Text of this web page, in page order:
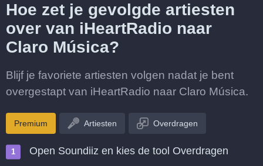
Hoe zet je gevolgde artiesten
over van iHeartRadio naar
Claro Música?
Blijf je favoriete artiesten volgen nadat je bent
overgestapt van iHeartRadio naar Claro Música.
Premium Artiesten Overdragen
Open Soundiiz en kies de tool Overdragen